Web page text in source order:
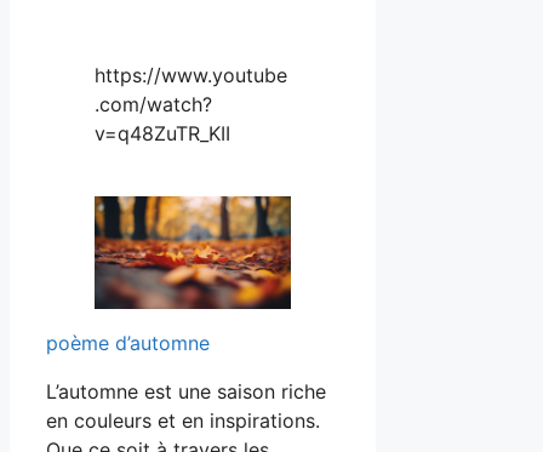
https://www.youtube
.com/watch?
v=q48ZuTR_KII
poème d’automne
L’automne est une saison riche
en couleurs et en inspirations.